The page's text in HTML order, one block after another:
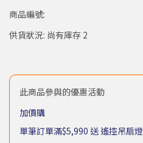
商品編號:
供貨狀況: 尚有庫存 2
此商品參與的優惠活動
加價購
單筆訂單滿$5,990 送 遙控吊扇燈